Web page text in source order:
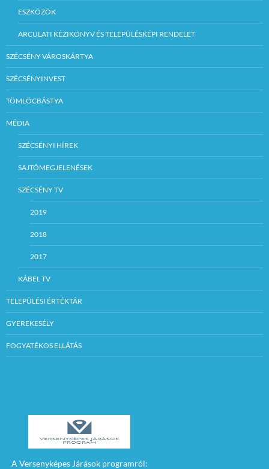
ESZKÖZÖK
ARCULATI KÉZIKÖNYV ÉS TELEPÜLÉSKÉPI RENDELET
SZÉCSÉNY VÁROSKÁRTYA
SZÉCSÉNYINVEST
TÖMLÖCBÁSTYA
MÉDIA
SZÉCSÉNYI HÍREK
SAJTÓMEGJELENÉSEK
SZÉCSÉNY TV
2019
2018
2017
KÁBEL TV
TELEPÜLÉSI ÉRTÉKTÁR
GYEREKESÉLY
FOGYATÉKOS ELLÁTÁS
A Versenyképes Járások programról: